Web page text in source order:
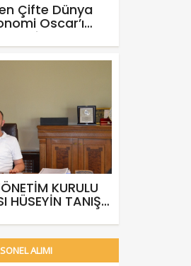
Çifte Dünya
Oscar’ı
KURULU
HÜSEYİN TANIŞ
BOZDU !